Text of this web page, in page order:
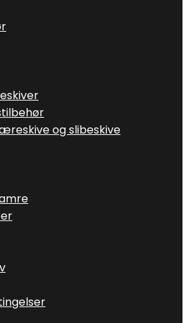
og slibeskive